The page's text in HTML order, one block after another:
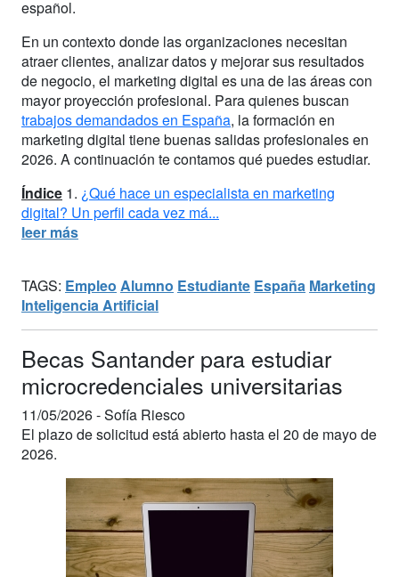
español.
En un contexto donde las organizaciones necesitan
atraer clientes, analizar datos y mejorar sus resultados
de negocio, el marketing digital es una de las áreas con
mayor proyección profesional. Para quienes buscan
trabajos demandados en España, la formación en
marketing digital tiene buenas salidas profesionales en
2026. A continuación te contamos qué puedes estudiar.
Índice 1. ¿Qué hace un especialista en marketing
digital? Un perfil cada vez má...
leer más
TAGS: Empleo Alumno Estudiante España Marketing
Inteligencia Artificial
Becas Santander para estudiar
microcredenciales universitarias
11/05/2026 -Sofía Riesco
El plazo de solicitud está abierto hasta el 20 de mayo de
2026.